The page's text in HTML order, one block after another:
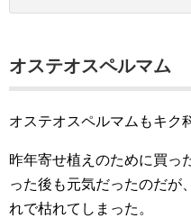
オステオスペルマム
オステオスペルマムもキク
昨年寄せ植えのために買っ
った後も元気だったのだが
れで枯れてしまった。